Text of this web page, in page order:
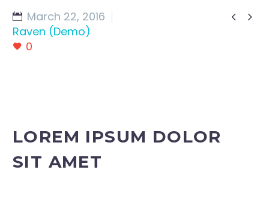
 
March 22, 2016
Raven (Demo)
0
LOREM IPSUM DOLOR
SIT AMET